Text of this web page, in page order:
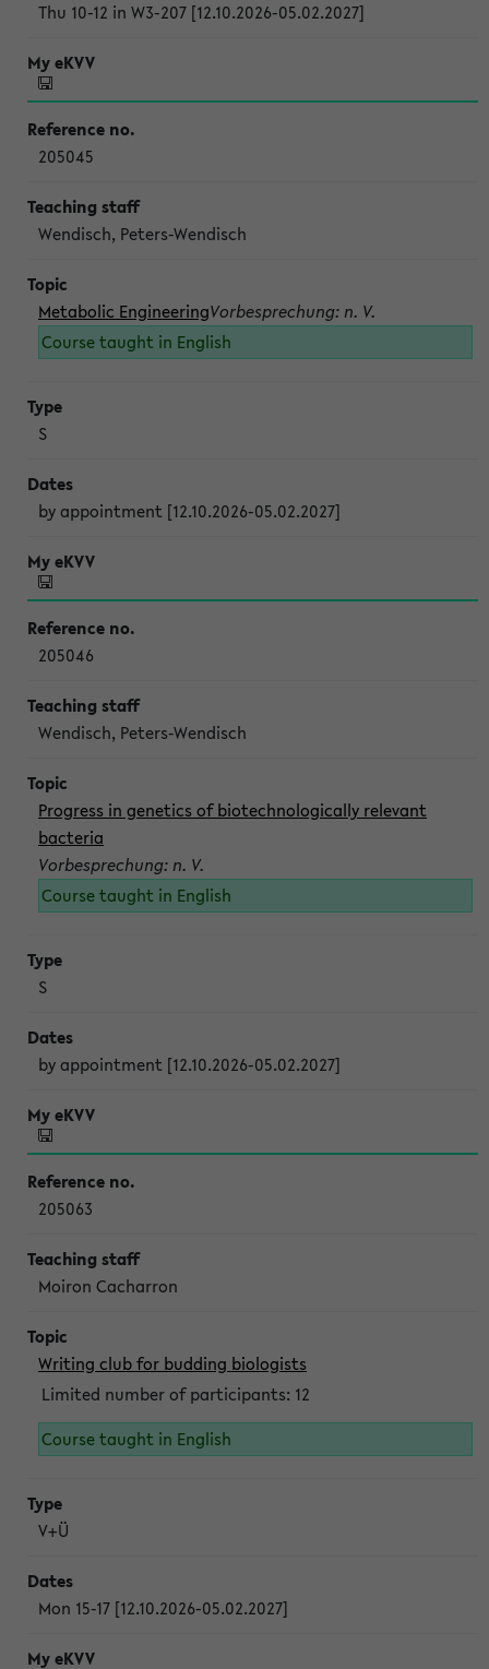
Thu 10-12 in W3-207 [12.10.2026-05.02.2027]
205045
Wendisch, Peters-Wendisch
Metabolic EngineeringVorbesprechung: n. V.
Course taught in English
S
by appointment [12.10.2026-05.02.2027]
205046
Wendisch, Peters-Wendisch
Progress in genetics of biotechnologically relevant
bacteria
Vorbesprechung: n. V.
Course taught in English
S
by appointment [12.10.2026-05.02.2027]
205063
Moiron Cacharron
Writing club for budding biologists
Limited number of participants: 12
Course taught in English
V+Ü
Mon 15-17 [12.10.2026-05.02.2027]